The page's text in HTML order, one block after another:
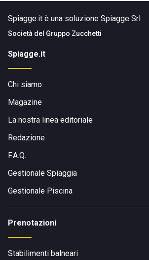
Spiagge.it è una soluzione Spiagge Srl
Società del Gruppo Zucchetti
Spiagge.it
Chi siamo
Magazine
La nostra linea editoriale
Redazione
F.A.Q.
Gestionale Spiaggia
Gestionale Piscina
Prenotazioni
Stabilimenti balneari